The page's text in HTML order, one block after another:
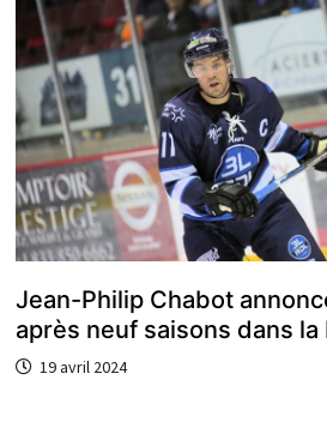
Jean-Philip Chabot
après neuf saisons dans la
19 avril 2024